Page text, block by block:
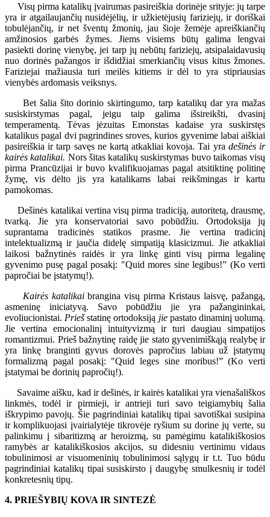
Visų pirma katalikų įvairumas pasireiškia dorinėje srityje: jų tarpe
yra ir atgailaujančių nusidėjėlių, ir užkietėjusių fariziejų, ir doriškai
tobulėjančių, ir net šventų žmonių, jau šioje žemėje apreiškiančių
amžinosios garbės žymes. Jiems visiems būtų galima lengvai
pasiekti dorinę vienybę, jei tarp jų nebūtų fariziejų, atsipalaidavusių
nuo dorinės pažangos ir išdidžiai smerkiančių visus kitus žmones.
Fariziejai mažiausia turi meilės kitiems ir dėl to yra stipriausias
vienybės ardomasis veiksnys.
Bet šalia šito dorinio skirtingumo, tarp katalikų dar yra mažas
susiskirstymas pagal, jeigu taip galima išsireikšti, dvasinį
temperamentą. Tėvas jėzuitas Emonstas kadaise yra suskirstęs
katalikus pagal dvi pagrindines sroves, kurios gyvenime labai aiškiai
pasireiškia ir tarp savęs ne kartą atkakliai kovoja. Tai yra dešinės ir
kairės katalikai. Nors šitas katalikų suskirstymas buvo taikomas visų
pirma Prancūzijai ir buvo kvalifikuojamas pagal atsitiktinę politinę
žymę, vis dėlto jis yra katalikams labai reikšmingas ir kartu
pamokomas.
Dešinės katalikai vertina visų pirma tradiciją, autoritetą, drausmę,
tvarką. Jie yra konservatoriai savo pobūdžiu. Ortodoksija jų
suprantama tradicinės statikos prasme. Jie vertina tradicinį
intelektualizmą ir jaučia didelę simpatiją klasicizmui. Jie atkakliai
laikosi bažnytinės raidės ir yra linkę ginti visų pirma legalinę
gyvenimo pusę pagal posakį: "Quid mores sine legibus!” (Ko verti
papročiai be įstatymų!).
Kairės katalikaibrangina visų pirma Kristaus laisvę, pažangą,
asmeninę iniciatyvą. Savo pobūdžiu jie yra pažangininkai,
evoliucionistai. Priešstatinę ortodoksiją jie pastato dinaminį uolumą.
Jie vertina emocionalinį intuityvizmą ir turi daugiau simpatijos
romantizmui. Prieš bažnytinę raidę jie stato gyvenimiškąją realybę ir
yra linkę branginti gyvus dorovės papročius labiau už įstatymų
formalizmą pagal posakį: "Quid leges sine moribus!” (Ko verti
įstatymai be dorinių papročių!).
Savaime aišku, kad ir dešinės, ir kairės katalikai yra vienašališkos
linkmės, todėl ir pirmieji, ir antrieji turi savo teigiamybių šalia
iškrypimo pavojų. Šie pagrindiniai katalikų tipai savotiškai susipina
ir komplikuojasi įvairialytėje tikrovėje ryšium su dorine jų verte, su
palinkimu į sibaritizmą ar heroizmą, su pamėgimu katalikiškosios
ramybės ar katalikiškosios akcijos, su didesniu vertinimu vidaus
tobulinimosi ar visuomeninių tobulinimosi sąlygų ir t.t. Tuo būdu
pagrindiniai katalikų tipai susiskirsto į daugybę smulkesnių ir todėl
konkretesnių tipų.
4. PRIEŠYBIŲ KOVA IR SINTEZĖ